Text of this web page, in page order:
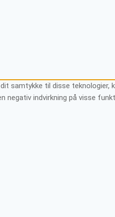
samtykke til disse teknologier,
indvirkning på visse